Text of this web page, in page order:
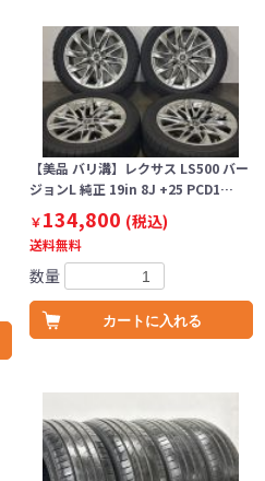
【美品 バリ溝】レクサス LS500 バー
ジョンL 純正 19in 8J +25 PCD1…
￥134,800 (税込)
送料無料
数量
カートに入れる